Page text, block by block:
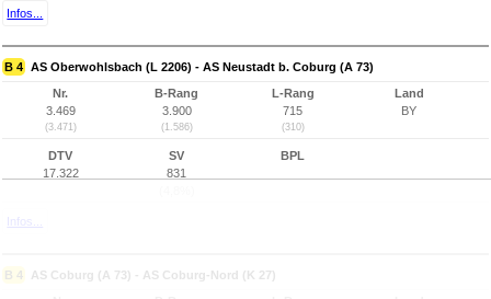
Infos...
B 4 AS Oberwohlsbach (L 2206) - AS Neustadt b. Coburg (A 73)
Nr.
3.469
(3.471)
B-Rang
3.900
(1.586)
L-Rang
715
(310)
Land
BY
DTV
17.322
SV
831
BPL
Infos...
B 4 AS Coburg (A 73) - AS Coburg-Nord (K 27)